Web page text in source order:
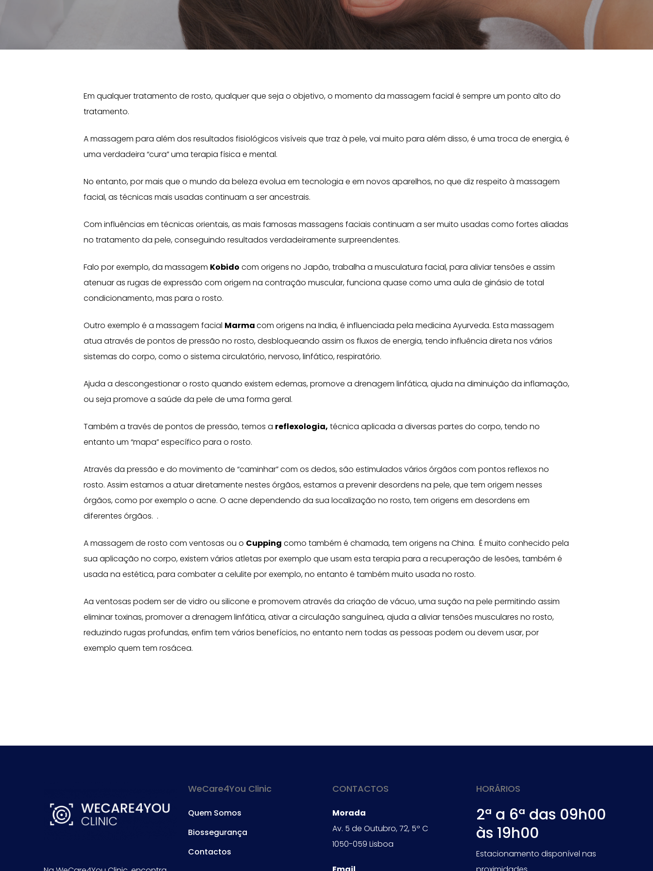
Em qualquer tratamento de rosto, qualquer que seja o objetivo, o momento da massagem facial é sempre um ponto alto do
tratamento.
A massagem para além dos resultados fisiológicos visíveis que traz à pele, vai muito para além disso, é uma troca de energia, é
uma verdadeira “cura” uma terapia física e mental.
No entanto, por mais que o mundo da beleza evolua em tecnologia e em novos aparelhos, no que diz respeito à massagem
facial, as técnicas mais usadas continuam a ser ancestrais.
Com influências em técnicas orientais, as mais famosas massagens faciais continuam a ser muito usadas como fortes aliadas
no tratamento da pele, conseguindo resultados verdadeiramente surpreendentes.
Falo por exemplo, da massagem Kobido com origens no Japão, trabalha a musculatura facial, para aliviar tensões e assim
atenuar as rugas de expressão com origem na contração muscular, funciona quase como uma aula de ginásio de total
condicionamento, mas para o rosto.
Outro exemplo é a massagem facial Marmacom origens na India, é influenciada pela medicina Ayurveda. Esta massagem
atua através de pontos de pressão no rosto, desbloqueando assim os fluxos de energia, tendo influência direta nos vários
sistemas do corpo, como o sistema circulatório, nervoso, linfático, respiratório.
Ajuda a descongestionar o rosto quando existem edemas, promove a drenagem linfática, ajuda na diminuição da inflamação,
ou seja promove a saúde da pele de uma forma geral.
Também a través de pontos de pressão, temos a reflexologia, técnica aplicada a diversas partes do corpo, tendo no
entanto um “mapa” específico para o rosto.
Através da pressão e do movimento de “caminhar” com os dedos, são estimulados vários órgãos com pontos reflexos no
rosto. Assim estamos a atuar diretamente nestes órgãos, estamos a prevenir desordens na pele, que tem origem nesses
órgãos, como por exemplo o acne. O acne dependendo da sua localização no rosto, tem origens em desordens em
diferentes órgãos. .
A massagem de rosto com ventosas ou o Cupping como também é chamada, tem origens na China. É muito conhecido pela
sua aplicação no corpo, existem vários atletas por exemplo que usam esta terapia para a recuperação de lesões, também é
usada na estética, para combater a celulite por exemplo, no entanto é também muito usada no rosto.
Aa ventosas podem ser de vidro ou silicone e promovem através da criação de vácuo, uma sução na pele permitindo assim
eliminar toxinas, promover a drenagem linfática, ativar a circulação sanguínea, ajuda a aliviar tensões musculares no rosto,
reduzindo rugas profundas, enfim tem vários benefícios, no entanto nem todas as pessoas podem ou devem usar, por
exemplo quem tem rosácea.
WeCare4You Clinic
Quem Somos
Biossegurança
Contactos
CONTACTOS
Morada
Av. 5 de Outubro, 72, 5º C
1050-059 Lisboa
HORÁRIOS
2ª a 6ª das 09h00
às 19h00
Estacionamento disponível nas